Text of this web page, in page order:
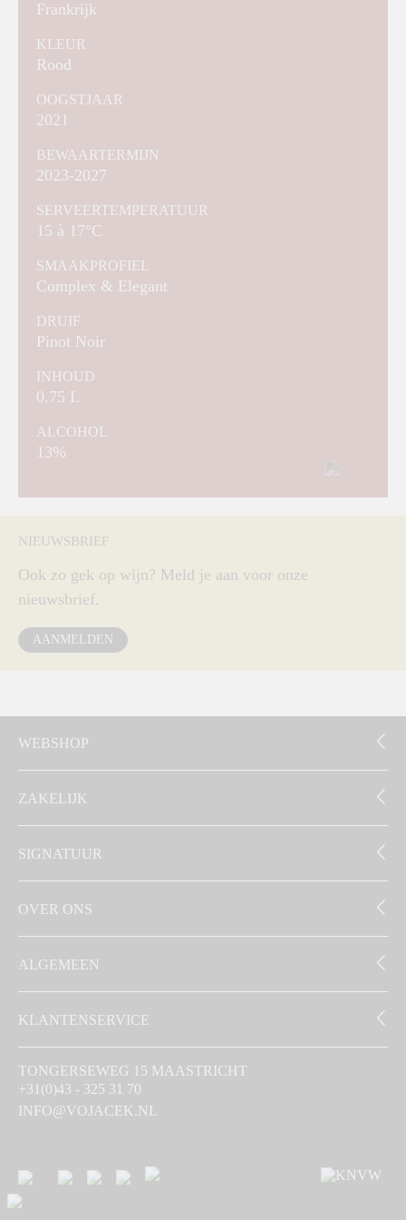
Frankrijk
KLEUR
Rood
OOGSTJAAR
2021
BEWAARTERMIJN
2023-2027
SERVEERTEMPERATUUR
15 à 17°C
SMAAKPROFIEL
Complex & Elegant
DRUIF
Pinot Noir
INHOUD
0.75 L
ALCOHOL
13%
NIEUWSBRIEF
Ook zo gek op wijn? Meld je aan voor onze
nieuwsbrief.
AANMELDEN
WEBSHOP
ZAKELIJK
SIGNATUUR
OVER ONS
ALGEMEEN
KLANTENSERVICE
TONGERSEWEG 15 MAASTRICHT
+31(0)43 - 325 31 70
INFO@VOJACEK.NL